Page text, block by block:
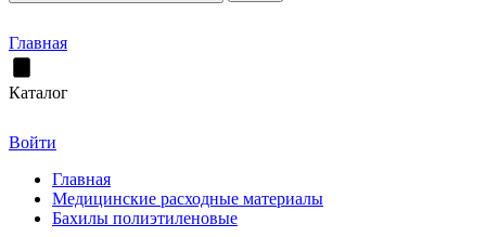
Главная
Каталог
Войти
Главная
Медицинские расходные материалы
Бахилы полиэтиленовые